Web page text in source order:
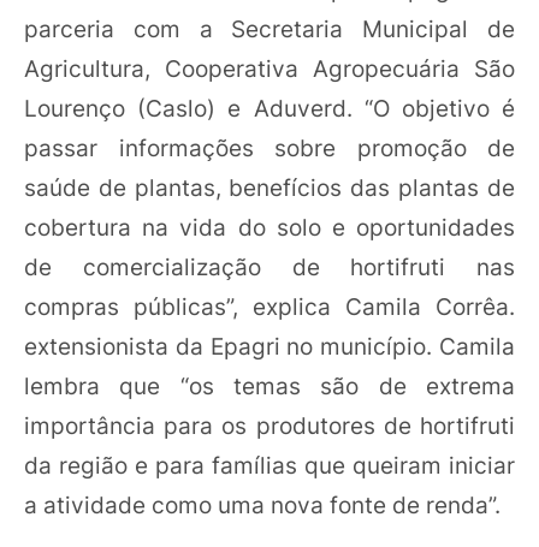
parceria com a Secretaria Municipal de
Agricultura, Cooperativa Agropecuária São
Lourenço (Caslo) e Aduverd. “O objetivo é
passar informações sobre promoção de
saúde de plantas, benefícios das plantas de
cobertura na vida do solo e oportunidades
de comercialização de hortifruti nas
compras públicas”, explica Camila Corrêa.
extensionista da Epagri no município. Camila
lembra que “os temas são de extrema
importância para os produtores de hortifruti
da região e para famílias que queiram iniciar
a atividade como uma nova fonte de renda”.